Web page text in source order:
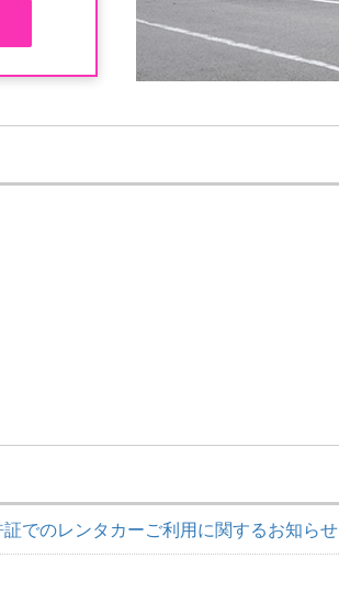
でのレンタカーご利用に関するお知らせ